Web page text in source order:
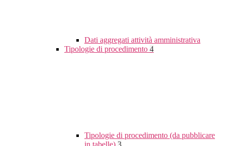
Dati aggregati attività amministrativa
Tipologie di procedimento 4
Tipologie di procedimento (da pubblicare